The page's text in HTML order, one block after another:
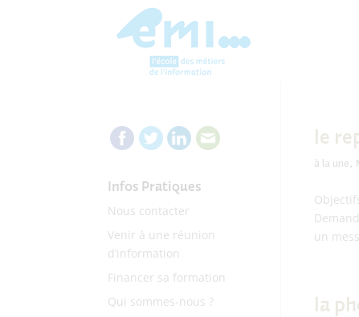
le
à la une ,
un
la
Infos Pratiques
Nous contacter
Venir à une réunion
d’information
Financer sa formation
Qui sommes-nous ?